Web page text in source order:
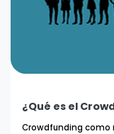
¿Qué es el
Crowdfunding